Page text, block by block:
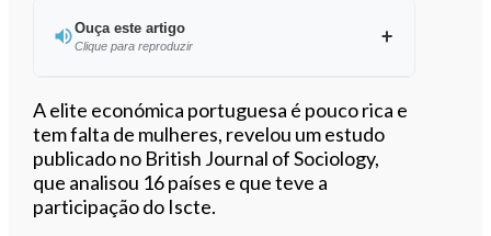
Ouça este artigo
Clique para reproduzir
Ouvir este artigo
A elite económica portuguesa é pouco rica e
tem falta de mulheres, revelou um estudo
publicado no British Journal of Sociology,
que analisou 16 países e que teve a
participação do Iscte.